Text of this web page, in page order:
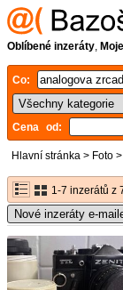
Oblíbené inzeráty,
Co:
Cena od:
Hlavní stránka > Foto >
1-7 inzerátů z
Nové inzeráty e-